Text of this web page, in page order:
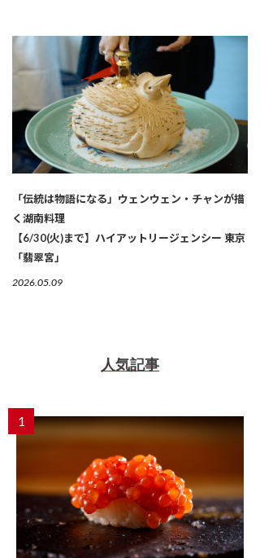
「伝統は物語になる」ウェンウェン・チャンが描
く湖南料理
【6/30(火)まで】ハイアットリージェンシー 東京
「翡翠宮」
2026.05.09
人気記事
1